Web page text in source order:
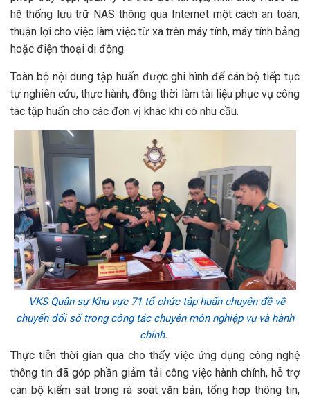
hệ thống lưu trữ NAS thông qua Internet một cách an toàn,
thuận lợi cho việc làm việc từ xa trên máy tính, máy tính bảng
hoặc điện thoại di động.
Toàn bộ nội dung tập huấn được ghi hình để cán bộ tiếp tục
tự nghiên cứu, thực hành, đồng thời làm tài liệu phục vụ công
tác tập huấn cho các đơn vị khác khi có nhu cầu.
VKS Quân sự Khu vực 71 tổ chức tập huấn chuyên đề về
chuyển đổi số trong công tác chuyên môn nghiệp vụ và hành
chính.
Thực tiễn thời gian qua cho thấy việc ứng dụng công nghệ
thông tin đã góp phần giảm tải công việc hành chính, hỗ trợ
cán bộ kiểm sát trong rà soát văn bản, tổng hợp thông tin,